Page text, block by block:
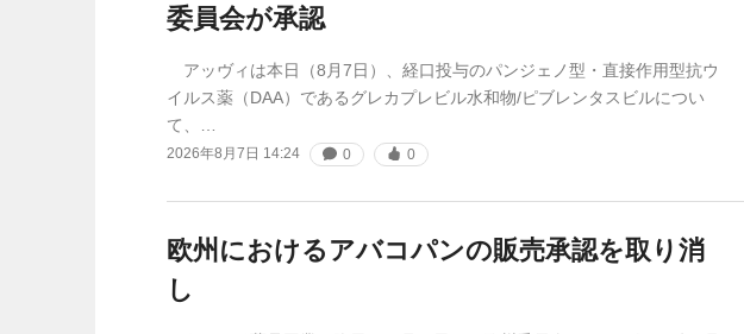
委員会が承認
アッヴィは本日（8月7日）、経口投与のパンジェノ型・直接作用型抗ウ
イルス薬（DAA）であるグレカプレビル水和物/ピブレンタスビルについ
て、…
2026年8月7日 14:24 0 0
欧州におけるアバコパンの販売承認を取り消
し